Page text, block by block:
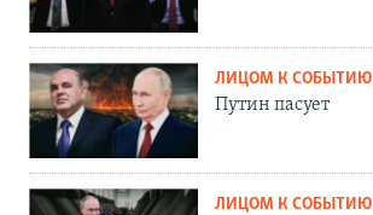
ЛИЦОМ К СОБЫТИЮ
Путин пасует
ЛИЦОМ К СОБЫТИЮ